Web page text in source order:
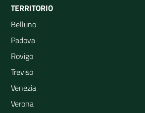
TERRITORIO
Belluno
Padova
Rovigo
Treviso
Venezia
Verona